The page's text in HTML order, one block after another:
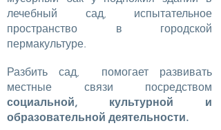
лечебный сад, испытательное
пространство в городской
пермакультуре.
Разбить сад,
помогает развивать
местные связи посредством
социальной, культурной и
образовательной деятельности.